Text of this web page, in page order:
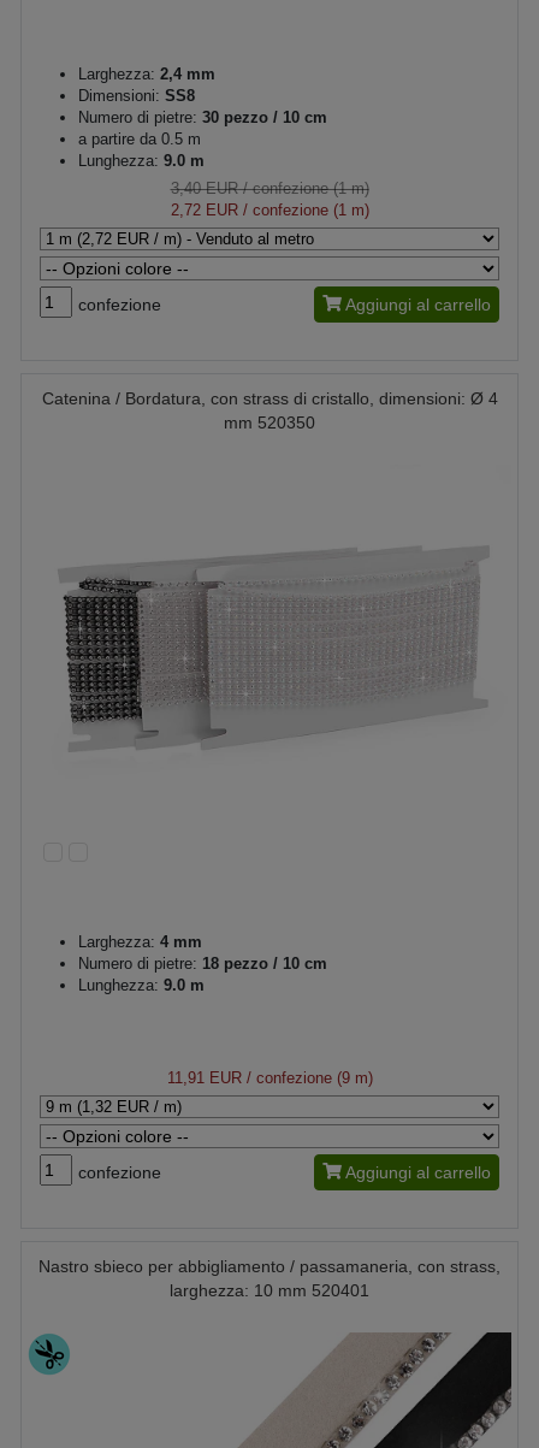
Larghezza: 2,4 mm
Dimensioni: SS8
Numero di pietre: 30 pezzo / 10 cm
a partire da 0.5 m
Lunghezza: 9.0 m
3,40 EUR/ confezione (1 m)
2,72 EUR/ confezione (1 m)
confezione Aggiungi al carrello
Catenina / Bordatura, con strass di cristallo, dimensioni: Ø 4
mm 520350
Larghezza: 4 mm
Numero di pietre: 18 pezzo / 10 cm
Lunghezza: 9.0 m
11,91 EUR/ confezione (9 m)
confezione Aggiungi al carrello
Nastro sbieco per abbigliamento / passamaneria, con strass,
larghezza: 10 mm 520401